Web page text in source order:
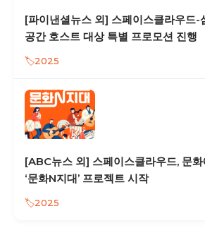
[파이낸셜뉴스 외] 스페이스클라우드-
공간 호스트 대상 특별 프로모션 진행
2025
[ABC뉴스 외] 스페이스클라우드, 문
‘문화N지대’ 프로젝트 시작
2025